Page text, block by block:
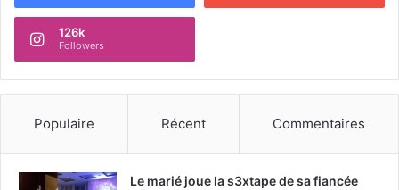
126k
Followers
Populaire Récent Commentaires
Le marié joue la s3xtape de sa fiancée